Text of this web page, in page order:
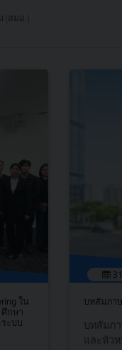
มอ.)
ใน
ศึกษา
ะบบ
บทสัมภา
บทสัมภ
และหัว